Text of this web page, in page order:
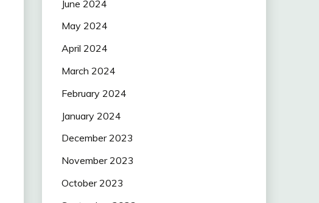
June 2024
May 2024
April 2024
March 2024
February 2024
January 2024
December 2023
November 2023
October 2023